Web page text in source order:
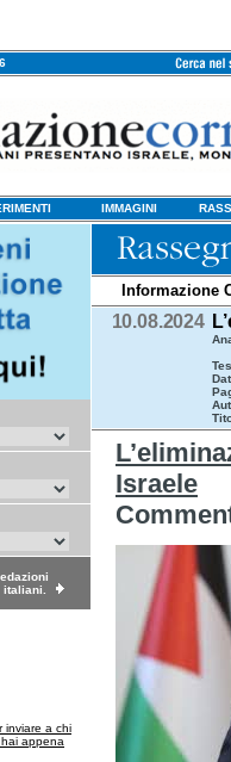
IMMAGINI
inviare a chi
appena
Informazione
10.08.2024
Israele